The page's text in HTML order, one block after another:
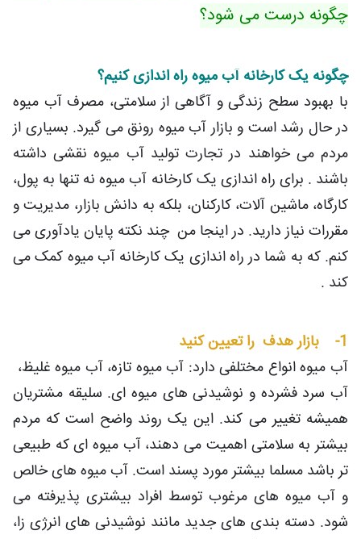
چگونه درست می شود؟
چگونه یک کارخانه آب میوه راه اندازی کنیم؟
با بهبود سطح زندگی و آگاهی از سلامتی، مصرف آب میوه
در حال رشد است و بازار آب میوه رونق می گیرد. بسیاری از
مردم می خواهند در تجارت تولید آب میوه نقشی داشته
باشند . برای راه اندازی یک کارخانه آب میوه نه تنها به پول،
کارگاه، ماشین آلات، کارکنان، بلکه به دانش بازار، مدیریت و
مقررات نیاز دارید. در اینجا من چند نکته پایان یادآوری می
کنم. که به شما در راه اندازی یک کارخانه آب میوه کمک می
کند .
1- بازار هدف را تعیین کنید
آب میوه انواع مختلفی دارد: آب میوه تازه، آب میوه غلیظ،
آب سرد فشرده و نوشیدنی های میوه ای. سلیقه مشتریان
همیشه تغییر می کند. این یک روند واضح است که مردم
بیشتر به سلامتی اهمیت می دهند، آب میوه ای که طبیعی
تر باشد مسلما بیشتر مورد پسند است. آب میوه های خالص
و آب میوه های مرغوب توسط افراد بیشتری پذیرفته می
شود. دسته بندی های جدید مانند نوشیدنی های انرژی زا،